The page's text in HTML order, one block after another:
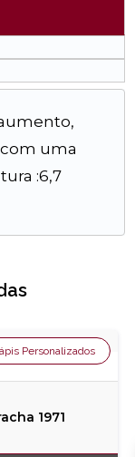
uma
:6,7
1971
Personalizados